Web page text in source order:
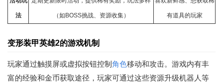
法 （如BOSS挑战、资源收集） 有道具的玩家
变形装甲英雄2的游戏机制
玩家通过触摸屏或虚拟按钮控制 角色移动和攻击。游戏内有丰
富的经验和金币获取途径，玩家可通过这些资源升级机器人等